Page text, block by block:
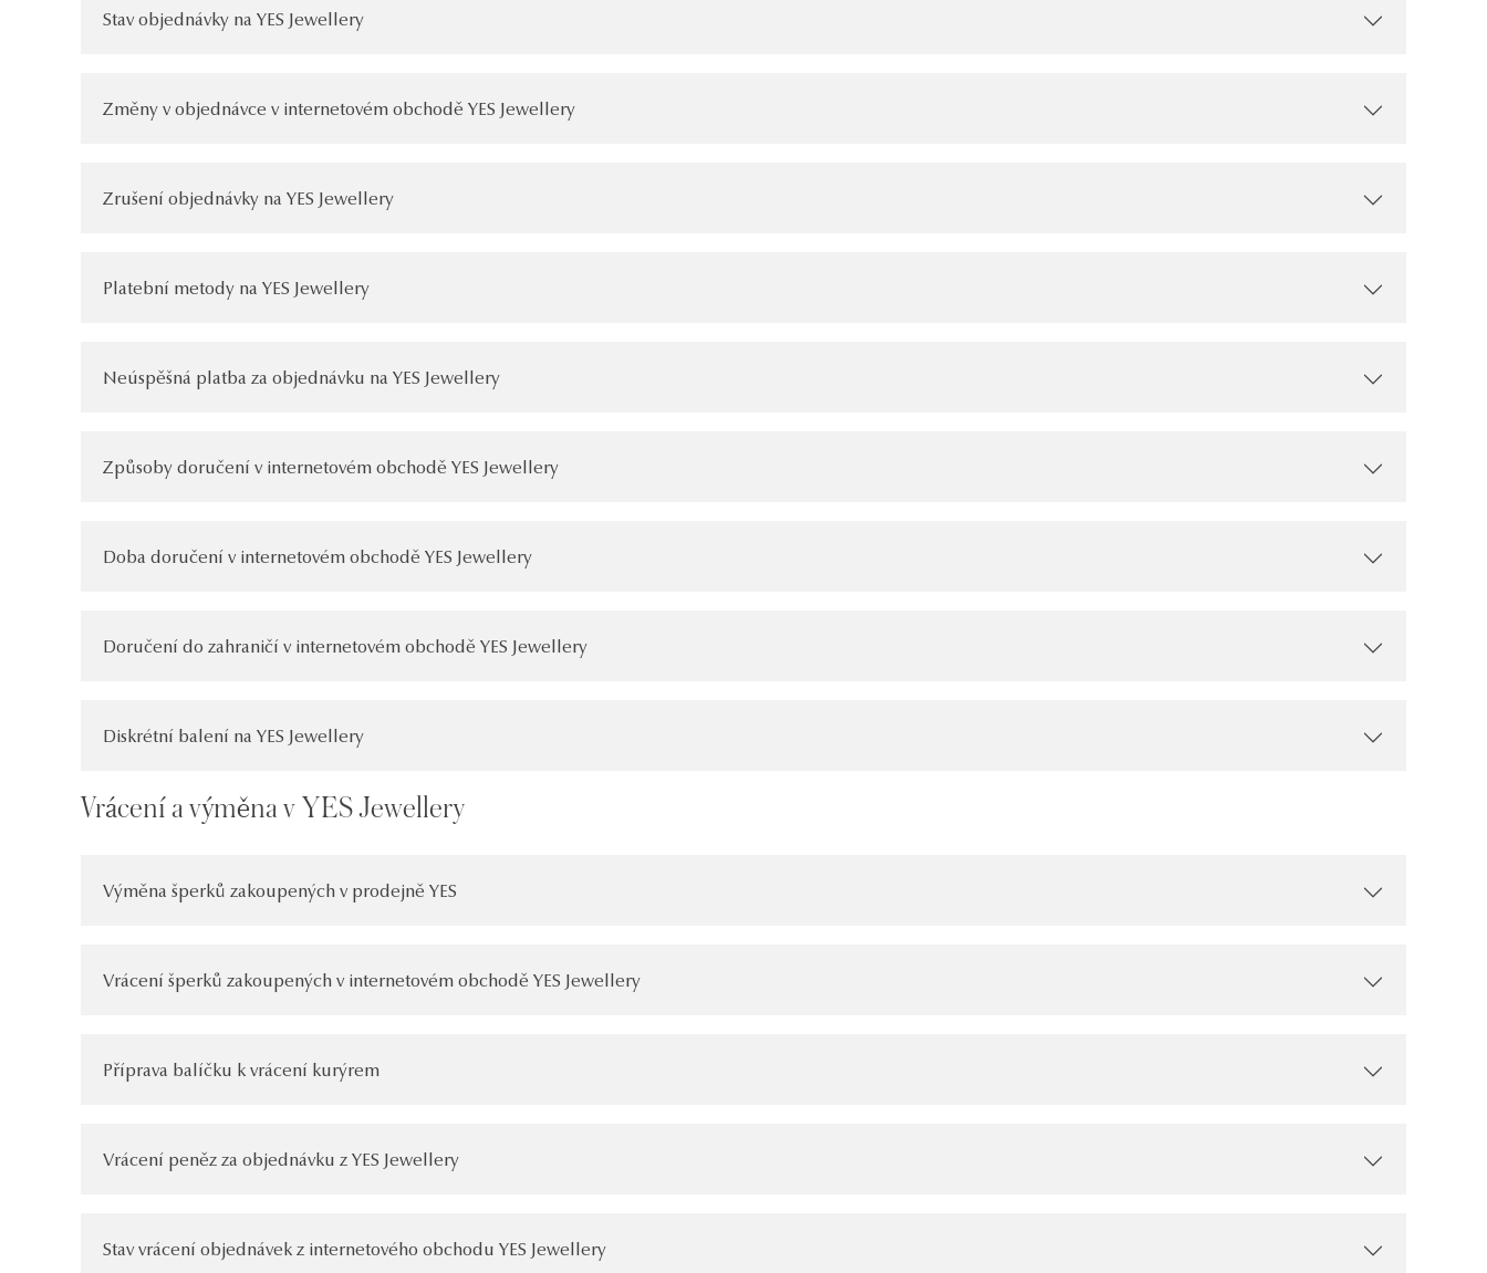
Stav objednávky na YES Jewellery
Změny v objednávce v internetovém obchodě YES Jewellery
Zrušení objednávky na YES Jewellery
Platební metody na YES Jewellery
Neúspěšná platba za objednávku na YES Jewellery
Způsoby doručení v internetovém obchodě YES Jewellery
Doba doručení v internetovém obchodě YES Jewellery
Doručení do zahraničí v internetovém obchodě YES Jewellery
Diskrétní balení na YES Jewellery
Vrácení a výměna v YES Jewellery
Výměna šperků zakoupených v prodejně YES
Vrácení šperků zakoupených v internetovém obchodě YES Jewellery
Příprava balíčku k vrácení kurýrem
Vrácení peněz za objednávku z YES Jewellery
Stav vrácení objednávek z internetového obchodu YES Jewellery